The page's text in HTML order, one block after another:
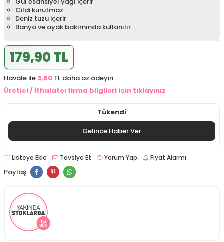
Cildi kurutmaz
Deniz tuzu içerir
Banyo ve ayak bakımında kullanılır
179,90 TL
Havale ile3,60 TL daha az ödeyin.
Üretici / İthalatçı firma bilgileri için tıklayınız
Tükendi
Gelince Haber Ver
Listeye Ekle Tavsiye Et Yorum Yap Fiyat Alarmı
Paylaş